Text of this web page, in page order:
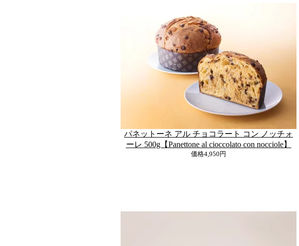
パネットーネ アル チョコラート コン ノッチォ
ーレ 500g【Panettone al cioccolato con nocciole】
価格4,950円